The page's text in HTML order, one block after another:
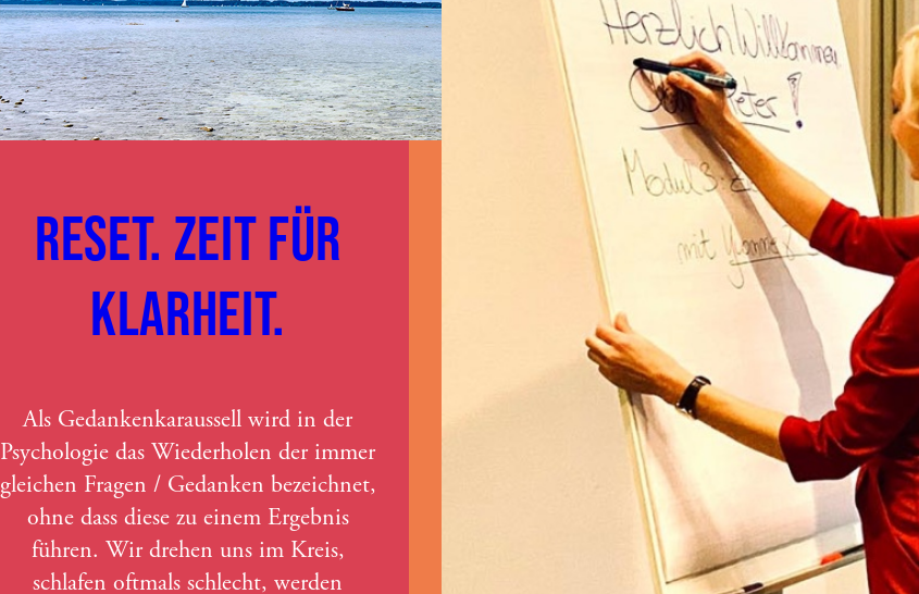
RESET. ZEIT FÜR
KLARHEIT.
Als Gedankenkaraussell wird in der
Psychologie das Wiederholen der immer
gleichen Fragen / Gedanken bezeichnet,
ohne dass diese zu einem Ergebnis
führen. Wir drehen uns im Kreis,
schlafen oftmals schlecht, werden